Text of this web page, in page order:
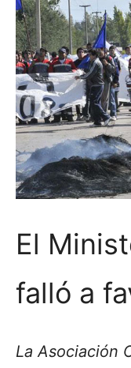
El
falló a
La Asociación